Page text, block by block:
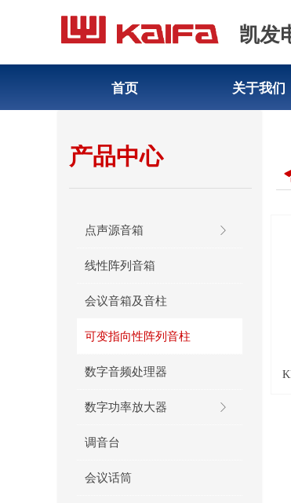
凯发
首页 关于我们
产品中心
点声源音箱 ꁕ
线性阵列音箱
会议音箱及音柱
可变指向性阵列音柱
数字音频处理器
数字功率放大器 ꁕ
调音台
会议话筒